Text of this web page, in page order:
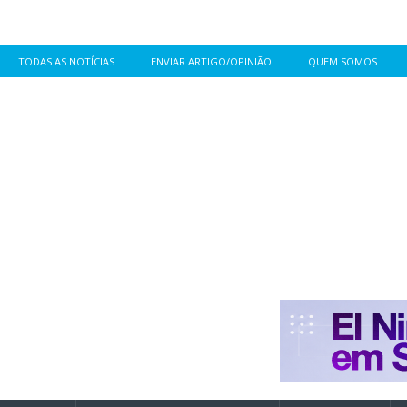
TODAS AS NOTÍCIAS ENVIAR ARTIGO/OPINIÃO QUEM SOMOS